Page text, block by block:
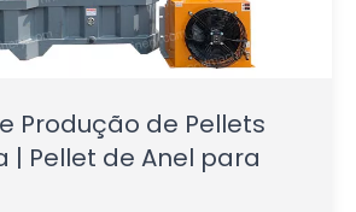
Produção de Pellets
| Pellet de Anel para